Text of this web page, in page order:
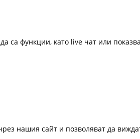
са функции, като live чат или
нашия сайт и позволяват да